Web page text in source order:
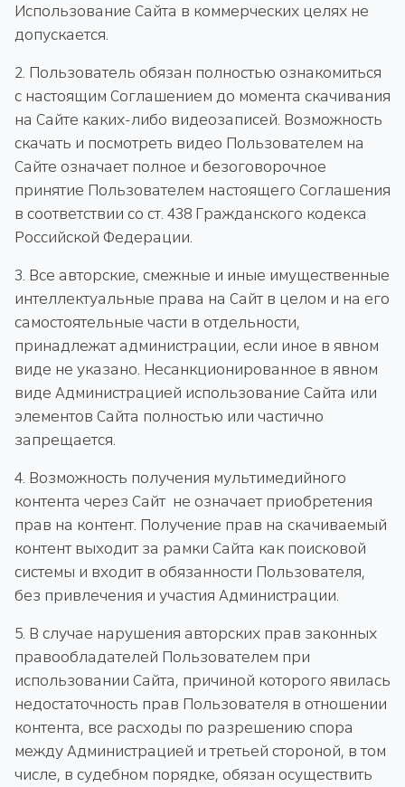
Использование Сайта в коммерческих целях не
допускается.
2. Пользователь обязан полностью ознакомиться
с настоящим Соглашением до момента скачивания
на Сайте каких-либо видеозаписей. Возможность
скачать и посмотреть видео Пользователем на
Сайте означает полное и безоговорочное
принятие Пользователем настоящего Соглашения
в соответствии со ст. 438 Гражданского кодекса
Российской Федерации.
3. Все авторские, смежные и иные имущественные
интеллектуальные права на Сайт в целом и на его
самостоятельные части в отдельности,
принадлежат администрации, если иное в явном
виде не указано. Несанкционированное в явном
виде Администрацией использование Сайта или
элементов Сайта полностью или частично
запрещается.
4. Возможность получения мультимедийного
контента через Сайт не означает приобретения
прав на контент. Получение прав на скачиваемый
контент выходит за рамки Сайта как поисковой
системы и входит в обязанности Пользователя,
без привлечения и участия Администрации.
5. В случае нарушения авторских прав законных
правообладателей Пользователем при
использовании Сайта, причиной которого явилась
недостаточность прав Пользователя в отношении
контента, все расходы по разрешению спора
между Администрацией и третьей стороной, в том
числе, в судебном порядке, обязан осуществить